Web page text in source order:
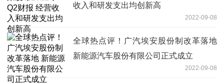
收入和研发支出均创新高
2022-09-08
全球热点评！广汽埃安股份制改革落地
新能源汽车股份有限公司正式成立
2022-09-08